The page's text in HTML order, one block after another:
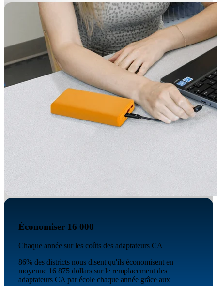
Économiser 16 000
Chaque année sur les coûts des adaptateurs CA
86% des districts nous disent qu'ils économisent en
moyenne 16 875 dollars sur le remplacement des
adaptateurs CA par école chaque année grâce aux